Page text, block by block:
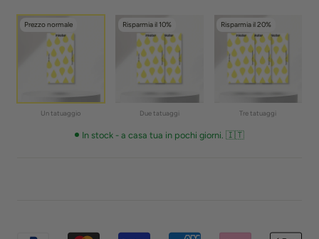
Prezzo normale
Un tatuaggio
Risparmia il 10%
Due tatuaggi
Risparmia il 20%
Tre tatuaggi
In stock - a casa tua in pochi giorni. 🇮🇹